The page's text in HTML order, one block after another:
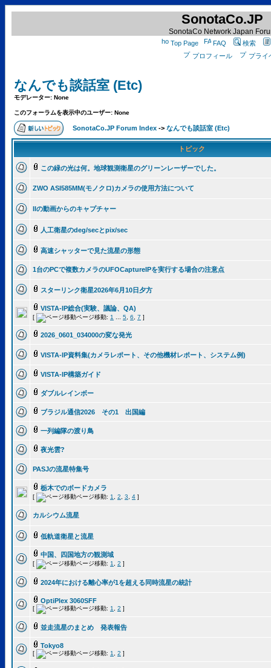
SonotaCo.JP
SonotaCo Network Japan
Top Page FAQ
検索
プロフィール
プライ
なんでも談話室 (Etc)
モデレーター: None
このフォーラムを表示中のユーザー: None
SonotaCo.JP Forum Index -> なんでも談話室 (Etc)
トピック
この緑の光は何。地球観測衛星のグリーンレーザーでした。
ZWO ASI585MM(モノクロ)カメラの使用方法について
IIの動画からのキャプチャー
人工衛星のdeg/secとpix/sec
高速シャッターで見た流星の形態
1台のPCで複数カメラのUFOCaptureIPを実行する場合の注意点
スターリンク衛星2026年6月10日夕方
VISTA-IP総合(実験、議論、QA)
[ ページ移動: 1 5 6 7 ]
2026_0601_034000の変な発光
VISTA-IP資料集(カメラレポート、その他機材レポート、システム例)
VISTA-IP構築ガイド
ダブルレインボー
ブラジル通信2026 その1 出国編
一列編隊の渡り鳥
夜光雲?
PASJの流星特集号
栃木でのボードカメラ
[ ページ移動: 1 2 3 4 ]
カルシウム流星
低軌道衛星と流星
中国、四国地方の観測域
[ ページ移動: 1 2 ]
2024年における離心率が1を超える同時流星の統計
OptiPlex 3060SFF
[ ページ移動: 1 2 ]
並走流星のまとめ 発表報告
Tokyo8
[ ページ移動: 1 2 ]